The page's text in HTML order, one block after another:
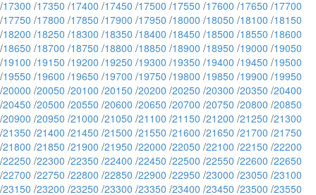
/17300 /17350 /17400 /17450 /17500 /17550 /17600 /17650 /17700
/17750 /17800 /17850 /17900 /17950 /18000 /18050 /18100 /18150
/18200 /18250 /18300 /18350 /18400 /18450 /18500 /18550 /18600
/18650 /18700 /18750 /18800 /18850 /18900 /18950 /19000 /19050
/19100 /19150 /19200 /19250 /19300 /19350 /19400 /19450 /19500
/19550 /19600 /19650 /19700 /19750 /19800 /19850 /19900 /19950
/20000 /20050 /20100 /20150 /20200 /20250 /20300 /20350 /20400
/20450 /20500 /20550 /20600 /20650 /20700 /20750 /20800 /20850
/20900 /20950 /21000 /21050 /21100 /21150 /21200 /21250 /21300
/21350 /21400 /21450 /21500 /21550 /21600 /21650 /21700 /21750
/21800 /21850 /21900 /21950 /22000 /22050 /22100 /22150 /22200
/22250 /22300 /22350 /22400 /22450 /22500 /22550 /22600 /22650
/22700 /22750 /22800 /22850 /22900 /22950 /23000 /23050 /23100
/23150 /23200 /23250 /23300 /23350 /23400 /23450 /23500 /23550